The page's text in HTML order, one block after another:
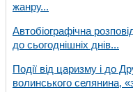
жанру...
Автобіографічна
до сьогоднішніх днів...
Події від царизму і до
волинського селянина,